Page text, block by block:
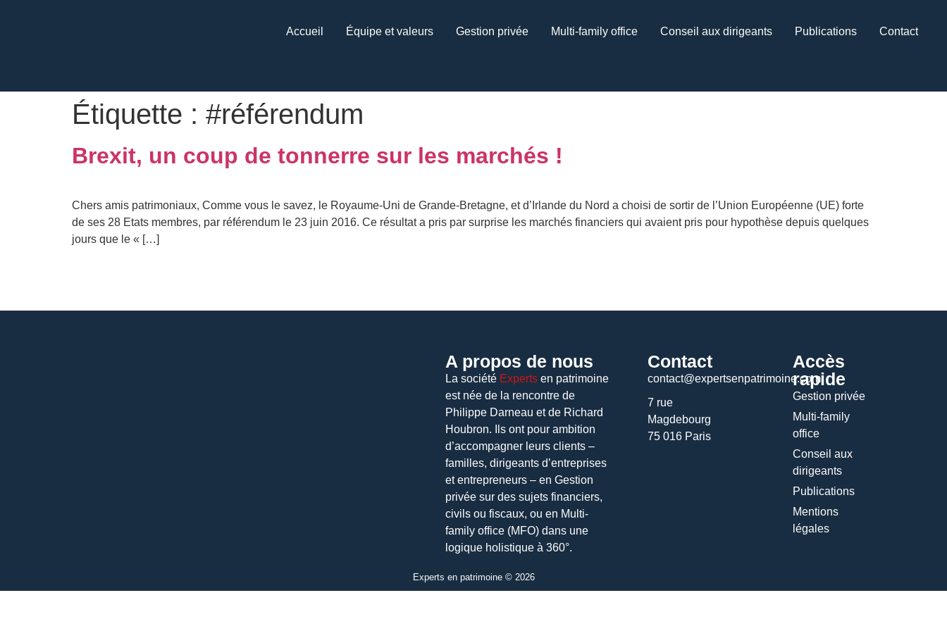
Accueil Équipe et valeurs Gestion privée Multi-family office Conseil aux dirigeants Publications Contact
Étiquette : #référendum
Brexit, un coup de tonnerre sur les marchés !
Chers amis patrimoniaux, Comme vous le savez, le Royaume-Uni de Grande-Bretagne, et d’Irlande du Nord a choisi de sortir de l’Union Européenne (UE) forte
de ses 28 Etats membres, par référendum le 23 juin 2016. Ce résultat a pris par surprise les marchés financiers qui avaient pris pour hypothèse depuis quelques
jours que le « […]
A propos de nous
La société Expertsen patrimoine
est née de la rencontre de
Philippe Darneau et de Richard
Houbron. Ils ont pour ambition
d’accompagner leurs clients –
familles, dirigeants d’entreprises
et entrepreneurs – en Gestion
privée sur des sujets financiers,
civils ou fiscaux, ou en Multi-
family office (MFO) dans une
logique holistique à 360°.
Contact
contact@expertsenpatrimoine.com
7 rue
Magdebourg
75 016 Paris
Accès
rapide
Gestion privée
Multi-family
office
Conseil aux
dirigeants
Publications
Mentions
légales
Experts en patrimoine © 2026